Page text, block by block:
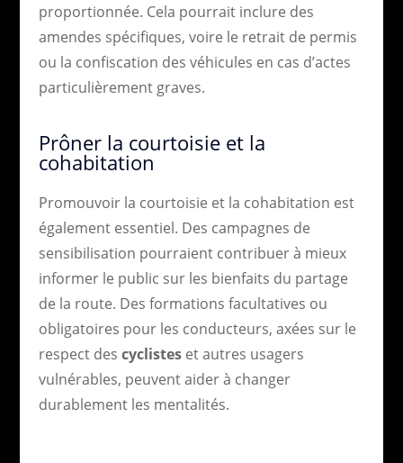
proportionnée. Cela pourrait inclure des
amendes spécifiques, voire le retrait de permis
ou la confiscation des véhicules en cas d’actes
particulièrement graves.
Prôner la courtoisie et la
cohabitation
Promouvoir la courtoisie et la cohabitation est
également essentiel. Des campagnes de
sensibilisation pourraient contribuer à mieux
informer le public sur les bienfaits du partage
de la route. Des formations facultatives ou
obligatoires pour les conducteurs, axées sur le
respect des cyclisteset autres usagers
vulnérables, peuvent aider à changer
durablement les mentalités.